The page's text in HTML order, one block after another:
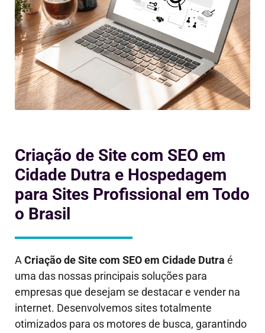
Criação de Site com SEO em
Cidade Dutra e Hospedagem
para Sites Profissional em Todo
o Brasil
ACriação de Site com SEO em Cidade Dutra é
uma das nossas principais soluções para
empresas que desejam se destacar e vender na
internet. Desenvolvemos sites totalmente
otimizados para os motores de busca, garantindo